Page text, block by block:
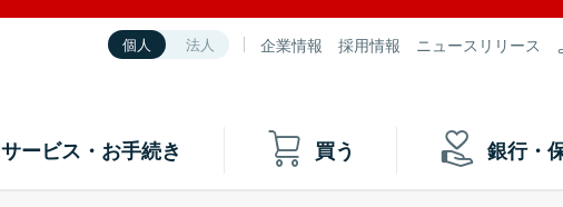
個人 法人 企業情報 採用情報 ニュースリリース
サービス・お手続き 買う 銀行・